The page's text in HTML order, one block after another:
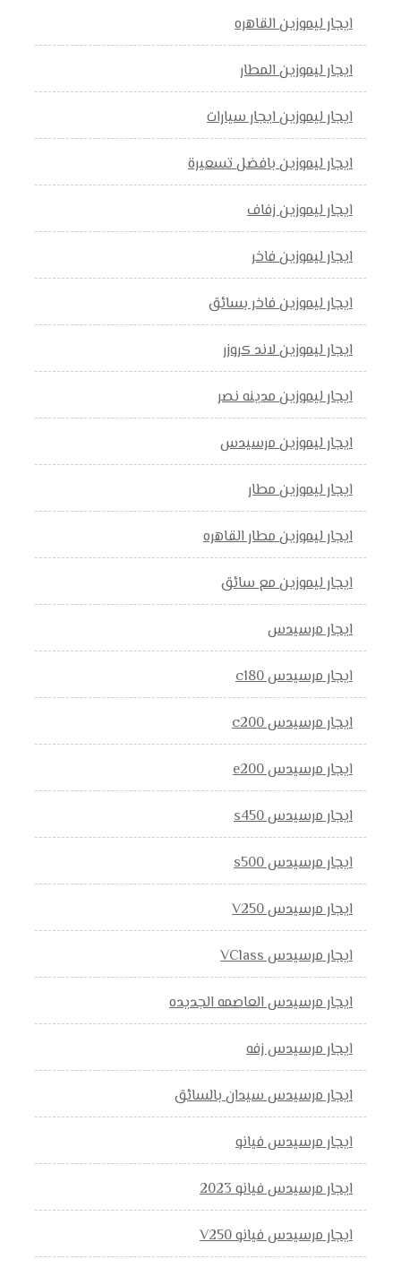
ايجار ليموزين القاهره
ايجار ليموزين المطار
ايجار ليموزين ايجار سيارات
ايجار ليموزين بافضل تسعيرة
ايجار ليموزين زفاف
ايجار ليموزين فاخر
ايجار ليموزين فاخر بسائق
ايجار ليموزين لاند كروزر
ايجار ليموزين مدينه نصر
ايجار ليموزين مرسيدس
ايجار ليموزين مطار
ايجار ليموزين مطار القاهره
ايجار ليموزين مع سائق
ايجار مرسيدس
ايجار مرسيدس c180
ايجار مرسيدس c200
ايجار مرسيدس e200
ايجار مرسيدس s450
ايجار مرسيدس s500
ايجار مرسيدس V250
ايجار مرسيدس VClass
ايجار مرسيدس العاصمه الجديده
ايجار مرسيدس زفه
ايجار مرسيدس سيدان بالسائق
ايجار مرسيدس فيانو
ايجار مرسيدس فيانو 2023
ايجار مرسيدس فيانو V250